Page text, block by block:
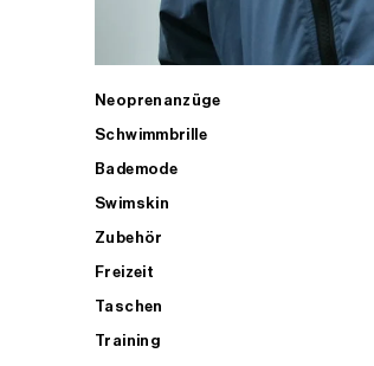
Neoprenanzüge
Schwimmbrille
Bademode
Swimskin
Zubehör
Freizeit
Taschen
Training